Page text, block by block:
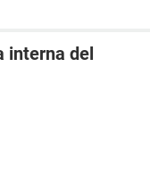
interna del